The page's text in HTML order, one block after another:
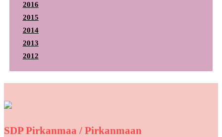
2016
2015
2014
2013
2012
SDP Pirkanmaa / Pirkanmaan